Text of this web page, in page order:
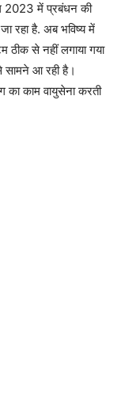
2023 में प्रबंधन की
रहा है. अब भविष्य में
ठीक से नहीं लगाया गया
सामने आ रही है।
का काम वायुसेना करती